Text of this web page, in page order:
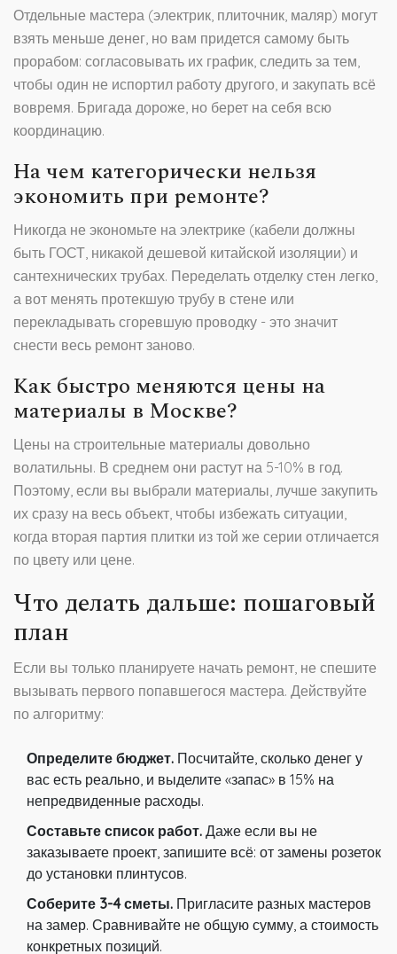
Отдельные мастера (электрик, плиточник, маляр) могут
взять меньше денег, но вам придется самому быть
прорабом: согласовывать их график, следить за тем,
чтобы один не испортил работу другого, и закупать всё
вовремя. Бригада дороже, но берет на себя всю
координацию.
На чем категорически нельзя
экономить при ремонте?
Никогда не экономьте на электрике (кабели должны
быть ГОСТ, никакой дешевой китайской изоляции) и
сантехнических трубах. Переделать отделку стен легко,
а вот менять протекшую трубу в стене или
перекладывать сгоревшую проводку - это значит
снести весь ремонт заново.
Как быстро меняются цены на
материалы в Москве?
Цены на строительные материалы довольно
волатильны. В среднем они растут на 5-10% в год.
Поэтому, если вы выбрали материалы, лучше закупить
их сразу на весь объект, чтобы избежать ситуации,
когда вторая партия плитки из той же серии отличается
по цвету или цене.
Что делать дальше: пошаговый
план
Если вы только планируете начать ремонт, не спешите
вызывать первого попавшегося мастера. Действуйте
по алгоритму:
Определите бюджет. Посчитайте, сколько денег у
вас есть реально, и выделите «запас» в 15% на
непредвиденные расходы.
Составьте список работ. Даже если вы не
заказываете проект, запишите всё: от замены розеток
до установки плинтусов.
Соберите 3-4 сметы. Пригласите разных мастеров
на замер. Сравнивайте не общую сумму, а стоимость
конкретных позиций.